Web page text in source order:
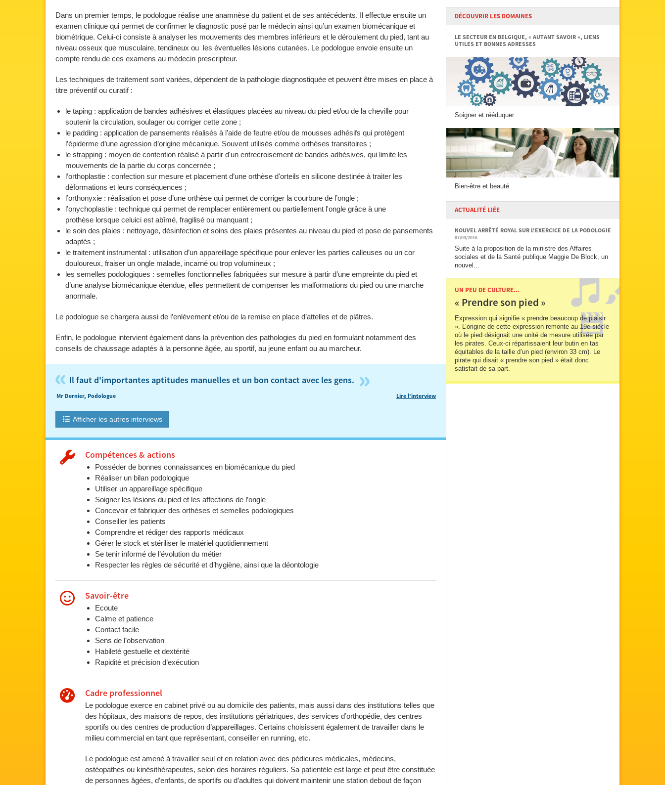
Dans un premier temps, le podologue réalise une anamnèse du patient et de ses antécédents. Il effectue ensuite un
examen clinique qui permet de confirmer le diagnostic posé par le médecin ainsi qu’un examen biomécanique et
biométrique. Celui-ci consiste à analyser les mouvements des membres inférieurs et le déroulement du pied, tant au
niveau osseux que musculaire, tendineux ou les éventuelles lésions cutanées. Le podologue envoie ensuite un
compte rendu de ces examens au médecin prescripteur.
Les techniques de traitement sont variées, dépendent de la pathologie diagnostiquée et peuvent être mises en place à
titre préventif ou curatif :
le taping : application de bandes adhésives et élastiques placées au niveau du pied et/ou de la cheville pour
soutenir la circulation, soulager ou corriger cette zone ;
le padding : application de pansements réalisés à l’aide de feutre et/ou de mousses adhésifs qui protègent
l’épiderme d’une agression d’origine mécanique. Souvent utilisés comme orthèses transitoires ;
le strapping : moyen de contention réalisé à partir d'un entrecroisement de bandes adhésives, qui limite les
mouvements de la partie du corps concernée ;
l’orthoplastie : confection sur mesure et placement d’une orthèse d'orteils en silicone destinée à traiter les
déformations et leurs conséquences ;
l’orthonyxie : réalisation et pose d’une orthèse qui permet de corriger la courbure de l’ongle ;
l’onychoplastie : technique qui permet de remplacer entièrement ou partiellement l'ongle grâce à une
prothèse lorsque celuici est abîmé, fragilisé ou manquant ;
le soin des plaies : nettoyage, désinfection et soins des plaies présentes au niveau du pied et pose de pansements
adaptés ;
le traitement instrumental : utilisation d’un appareillage spécifique pour enlever les parties calleuses ou un cor
douloureux, fraiser un ongle malade, incarné ou trop volumineux ;
les semelles podologiques : semelles fonctionnelles fabriquées sur mesure à partir d’une empreinte du pied et
d’une analyse biomécanique étendue, elles permettent de compenser les malformations du pied ou une marche
anormale.
Le podologue se chargera aussi de l’enlèvement et/ou de la remise en place d’attelles et de plâtres.
Enfin, le podologue intervient également dans la prévention des pathologies du pied en formulant notamment des
conseils de chaussage adaptés à la personne âgée, au sportif, au jeune enfant ou au marcheur.
« Il faut d'importantes aptitudes manuelles et un bon contact avec les gens. »
Mr Dernier, Podologue Lire l'interview
Afficher les autres interviews
Compétences & actions
Posséder de bonnes connaissances en biomécanique du pied
Réaliser un bilan podologique
Utiliser un appareillage spécifique
Soigner les lésions du pied et les affections de l’ongle
Concevoir et fabriquer des orthèses et semelles podologiques
Conseiller les patients
Comprendre et rédiger des rapports médicaux
Gérer le stock et stériliser le matériel quotidiennement
Se tenir informé de l’évolution du métier
Respecter les règles de sécurité et d’hygiène, ainsi que la déontologie
Savoir-être
Ecoute
Calme et patience
Contact facile
Sens de l’observation
Habileté gestuelle et dextérité
Rapidité et précision d’exécution
Cadre professionnel
Le podologue exerce en cabinet privé ou au domicile des patients, mais aussi dans des institutions telles que
des hôpitaux, des maisons de repos, des institutions gériatriques, des services d’orthopédie, des centres
sportifs ou des centres de production d’appareillages. Certains choisissent également de travailler dans le
milieu commercial en tant que représentant, conseiller en running, etc.
Le podologue est amené à travailler seul et en relation avec des pédicures médicales, médecins,
ostéopathes ou kinésithérapeutes, selon des horaires réguliers. Sa patientèle est large et peut être constituée
de personnes âgées, d’enfants, de sportifs ou d’adultes qui doivent maintenir une station debout de façon
DÉCOUVRIR LES DOMAINES
LE SECTEUR EN BELGIQUE, « AUTANT SAVOIR », LIENS
UTILES ET BONNES ADRESSES
Soigner et rééduquer
Bien-être et beauté
ACTUALITÉ LIÉE
NOUVEL ARRÊTÉ ROYAL SUR L'EXERCICE DE LA PODOLOGIE
07/04/2016
Suite à la proposition de la ministre des Affaires
sociales et de la Santé publique Maggie De Block, un
nouvel...
UN PEU DE CULTURE...
« Prendre son pied »
Expression qui signifie « prendre beaucoup de plaisir
». L’origine de cette expression remonte au 19e siècle
où le pied désignait une unité de mesure utilisée par
les pirates. Ceux-ci répartissaient leur butin en tas
équitables de la taille d’un pied (environ 33 cm). Le
pirate qui disait « prendre son pied » était donc
satisfait de sa part.